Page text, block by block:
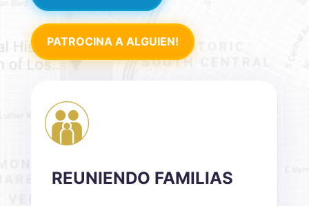
PATROCINA A ALGUIEN!
REUNIENDO FAMILIAS